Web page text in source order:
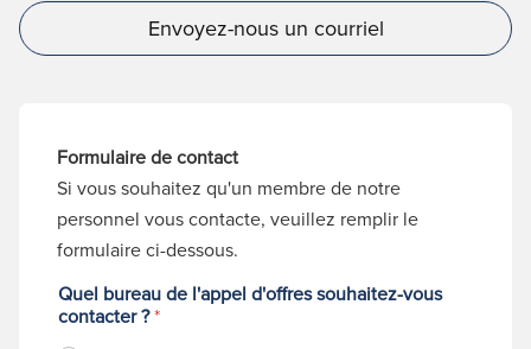
Envoyez-nous un courriel
Formulaire de contact
Si vous souhaitez qu'un membre de notre
personnel vous contacte, veuillez remplir le
formulaire ci-dessous.
Quel bureau de l'appel d'offres souhaitez-vous
contacter ?*